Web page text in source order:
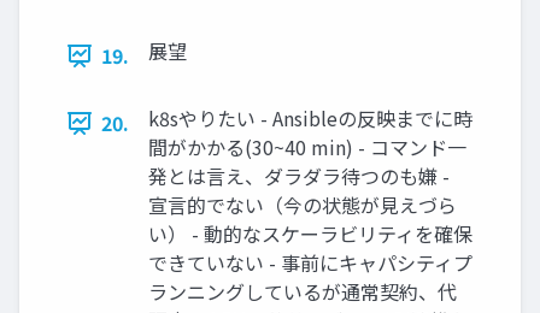
19. 展望
20.
k8sやりたい - Ansibleの反映までに時
間がかかる(30~40 min) - コマンド一
発とは言え、ダラダラ待つのも嫌 -
宣言的でない（今の状態が見えづら
い） - 動的なスケーラビリティを確保
できていない - 事前にキャパシティプ
ランニングしているが通常契約、代